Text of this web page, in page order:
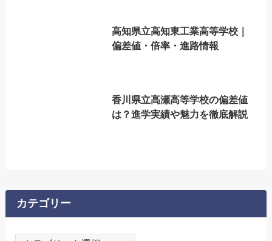
高知県立高知東工業高等学校｜
偏差値・倍率・進路情報
香川県立高瀬高等学校の偏差値
は？進学実績や魅力を徹底解説
カテゴリー